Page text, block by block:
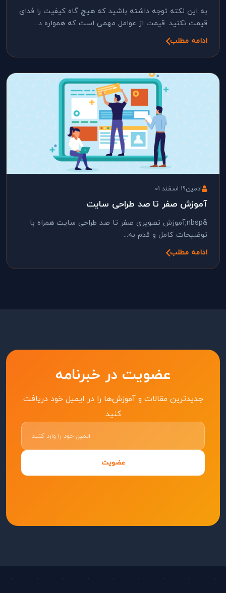
به این نکته توجه داشته باشید که هیچ گاه کیفیت را فدای
قیمت نکنید. قیمت از عوامل مهمی است که همواره د...
ادامه مطلب
ادمین19 اسفند 01
آموزش صفر تا صد طراحی سایت
&nbsp;آموزش تصویری صفر تا صد طراحی سایت همراه با
توضیحات کامل و قدم به...
ادامه مطلب
عضویت در خبرنامه
جدیدترین مقالات و آموزش‌ها را در ایمیل خود دریافت
کنید
عضویت